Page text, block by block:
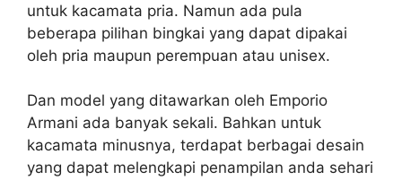
untuk kacamata pria. Namun ada pula
beberapa pilihan bingkai yang dapat dipakai
oleh pria maupun perempuan atau unisex.
Dan model yang ditawarkan oleh Emporio
Armani ada banyak sekali. Bahkan untuk
kacamata minusnya, terdapat berbagai desain
yang dapat melengkapi penampilan anda sehari